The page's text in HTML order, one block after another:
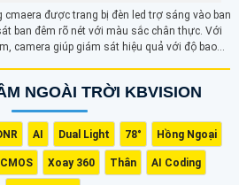
cmaera được trang bị đèn led trợ sáng vào ban
ban đêm rõ nét với màu sắc chân thực. Với
camera giúp giám sát hiệu quả với độ bao
NGOÀI TRỜI KBVISION
AI Dual Light 78° Hồng Ngoại
CMOS Xoay 360 Thân AI Coding